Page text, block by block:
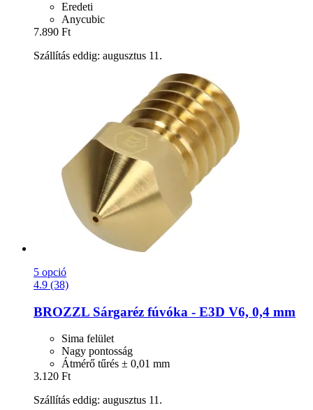
Eredeti
Anycubic
7.890 Ft
Szállítás eddig: augusztus 11.
5 opció
4.9 (38)
BROZZL Sárgaréz fúvóka -​ E3D V6, 0,4 mm
Sima felület
Nagy pontosság
Átmérő tűrés ± 0,01 mm
3.120 Ft
Szállítás eddig: augusztus 11.